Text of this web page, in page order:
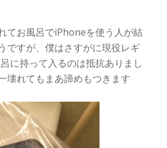
てお風呂でiPhoneを使う人が結
ですが、僕はさすがに現役レギ
に持って入るのは抵抗ありまし
壊れてもまあ諦めもつきます